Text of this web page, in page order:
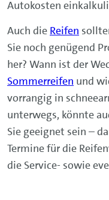
Autokosten
Auch die Reifen
Sie noch genügend
her? Wann ist der
Sommerreifen und
vorrangig in
unterwegs, könnte
Sie geeignet sein –
Termine für die
die Service- sowie